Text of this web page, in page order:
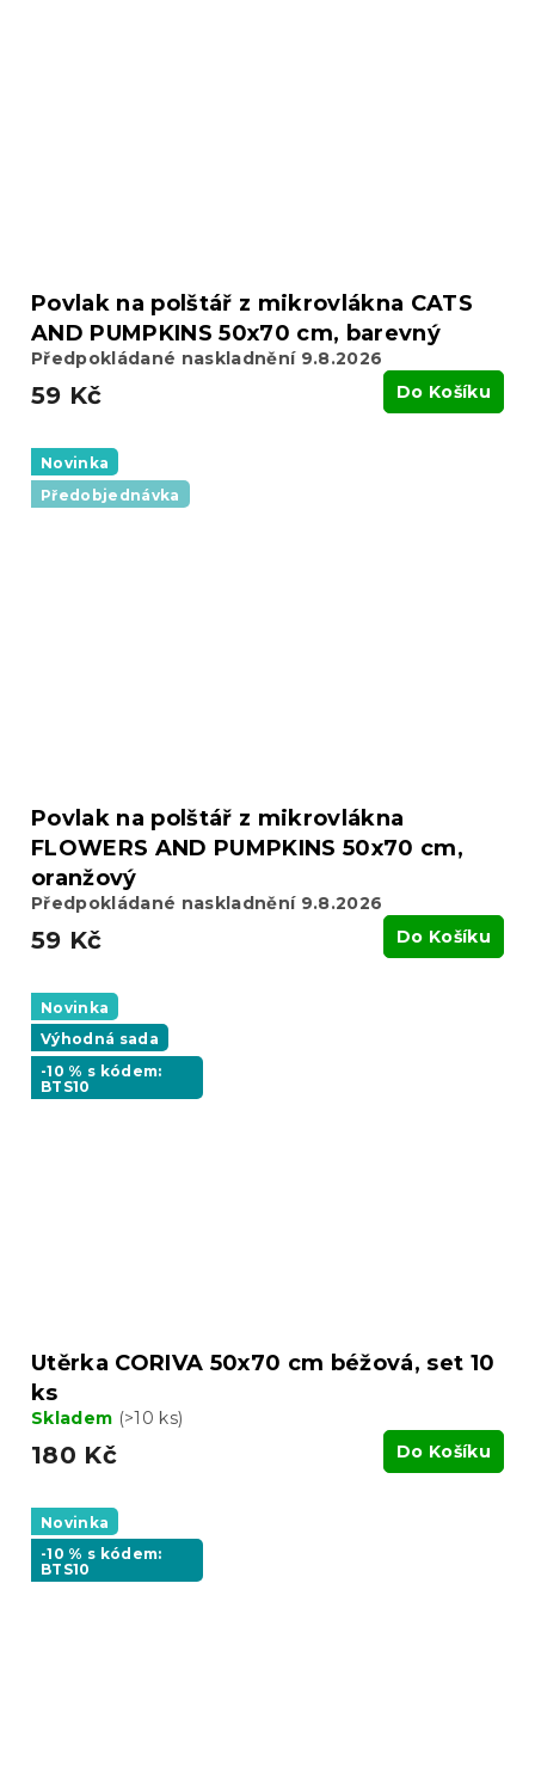
Povlak na polštář z mikrovlákna CATS
AND PUMPKINS 50x70 cm, barevný
Předpokládané naskladnění 9.8.2026
59 Kč Do Košíku
Novinka
Předobjednávka
Povlak na polštář z mikrovlákna
FLOWERS AND PUMPKINS 50x70 cm,
oranžový
Předpokládané naskladnění 9.8.2026
59 Kč Do Košíku
Novinka
Výhodná sada
-10 % s kódem:
BTS10
Utěrka CORIVA 50x70 cm béžová, set 10
ks
Skladem (>10 ks)
180 Kč Do Košíku
Novinka
-10 % s kódem:
BTS10